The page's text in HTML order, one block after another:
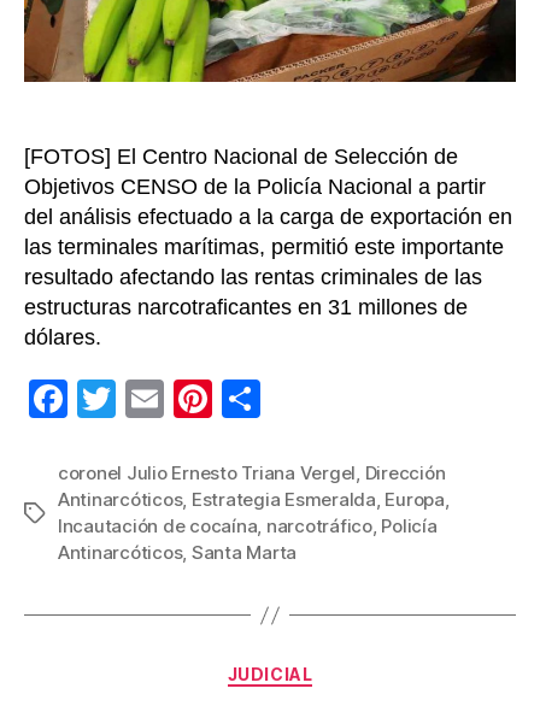
falsos
enviar
la
[FOTOS] El Centro Nacional de Selección de
Objetivos CENSO de la Policía Nacional a partir
del análisis efectuado a la carga de exportación en
las terminales marítimas, permitió este importante
resultado afectando las rentas criminales de las
estructuras narcotraficantes en 31 millones de
dólares.
F
c
e
b
o
T
tt
er
E
ail
Pi
er
e
st
m
p
ar
Etiquetas
coronel Julio Ernesto Triana Vergel, Dirección
Antinarcóticos, Estrategia Esmeralda, Europa,
Incautación de cocaína, narcotráfico, Policía
Antinarcóticos, Santa Marta
Categorías
JUDICIAL